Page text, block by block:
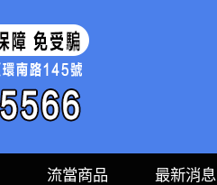
流當商品 最新消息